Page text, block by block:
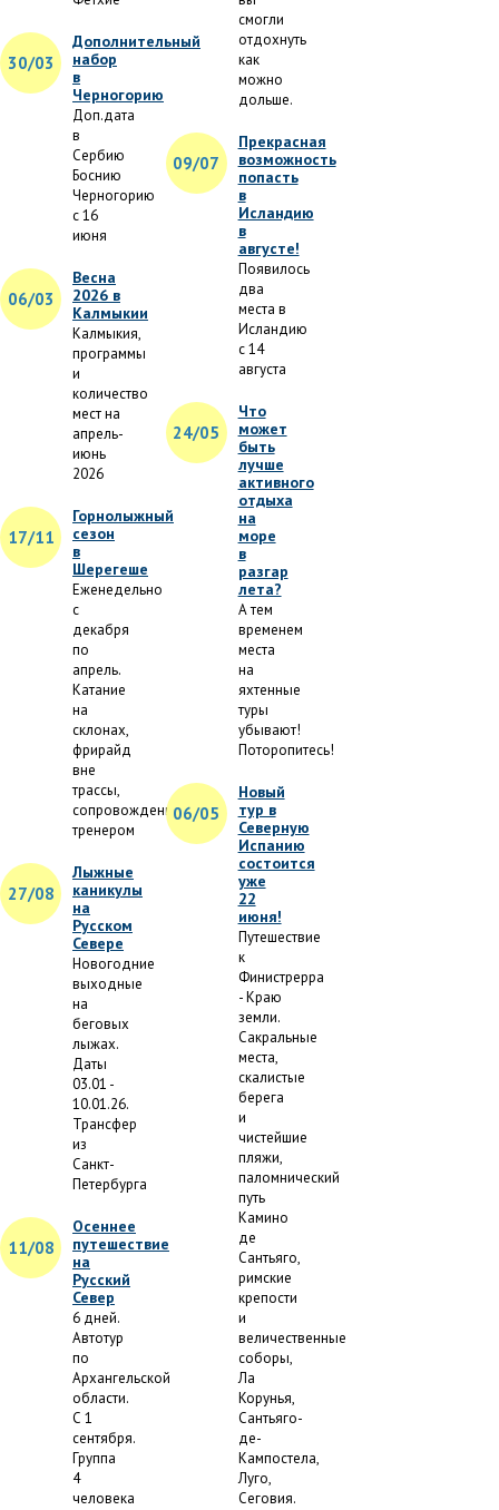
30/03
Дополнительный
набор
в
Черногорию
Доп.дата
в
Сербию
Боснию
Черногорию
с 16
июня
06/03
Весна
2026 в
Калмыкии
Калмыкия,
программы
и
количество
мест на
апрель-
июнь
2026
17/11
Горнолыжный
сезон
в
Шерегеше
Еженедельно
с
декабря
по
апрель.
Катание
на
склонах,
фрирайд
вне
трассы,
сопровождение
тренером
27/08
Лыжные
каникулы
на
Русском
Севере
Новогодние
выходные
на
беговых
лыжах.
Даты
03.01 -
10.01.26.
Трансфер
из
Санкт-
Петербурга
11/08
Осеннее
путешествие
на
Русский
Север
6 дней.
Автотур
по
Архангельской
области.
С 1
сентября.
Группа
4
человека
смогли
отдохнуть
как
можно
дольше.
09/07
Прекрасная
возможность
попасть
в
Исландию
в
августе!
Появилось
два
места в
Исландию
с 14
августа
24/05
Что
может
быть
лучше
активного
отдыха
на
море
в
разгар
лета?
А тем
временем
места
на
яхтенные
туры
убывают!
Поторопитесь!
06/05
Новый
тур в
Северную
Испанию
состоится
уже
22
июня!
Путешествие
к
Финистрерра
- Краю
земли.
Сакральные
места,
скалистые
берега
и
чистейшие
пляжи,
паломнический
путь
Камино
де
Сантьяго,
римские
крепости
и
величественные
соборы,
Ла
Корунья,
Сантьяго-
де-
Кампостела,
Луго,
Сеговия.